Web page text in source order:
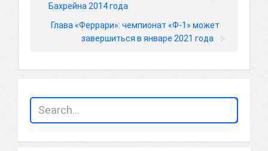
Бахрейна 2014 года
Глава «Феррари»: чемпионат «Ф-1» может
завершиться в январе 2021 года